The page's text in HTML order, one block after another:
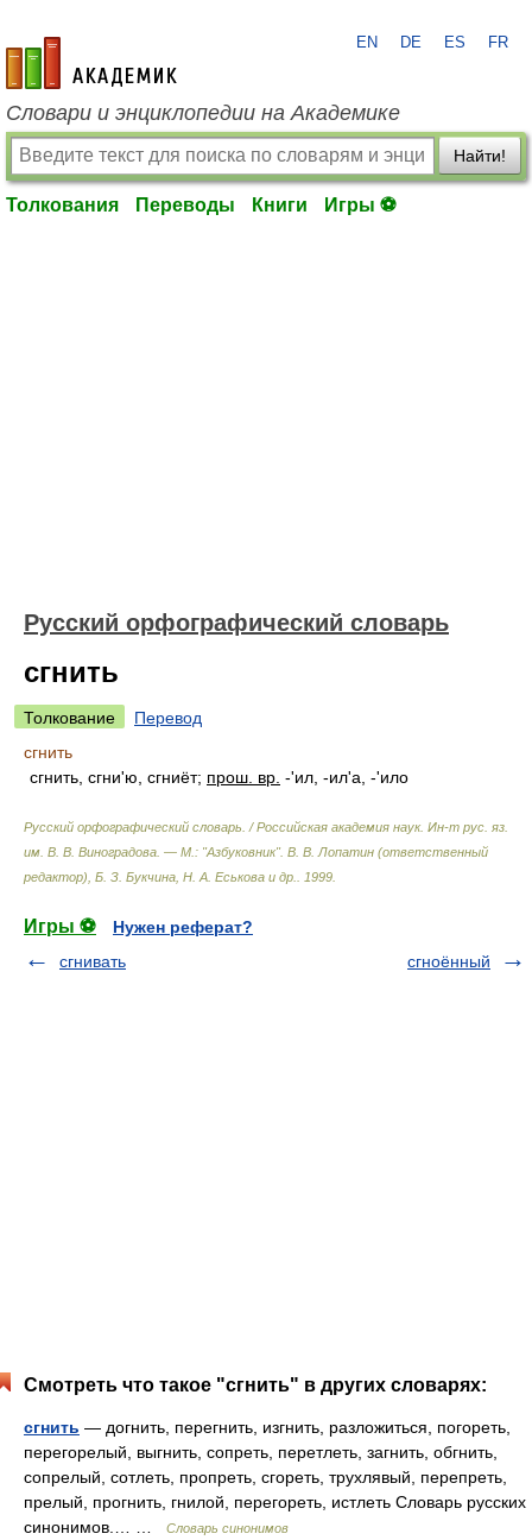
academic.ru
EN DE ES FR
Словари и энциклопедии на Академике
Найти!
Толкования Переводы Книги Игры ⚽
Русский орфографический словарь
сгнить
Толкование
Перевод
сгнить
сгнить, сгни'ю, сгниёт; прош. вр. -'ил, -ил'а, -'ило
Русский орфографический словарь. / Российская академия наук. Ин-т рус. яз.
им. В. В. Виноградова. — М.: "Азбуковник". В. В. Лопатин (ответственный
редактор), Б. З. Букчина, Н. А. Еськова и др.
1999
Игры ⚽
Нужен реферат?
сгнивать
сгноённый
Смотреть что такое "сгнить" в других словарях:
сгнить — догнить, перегнить, изгнить, разложиться, погореть,
перегорелый, выгнить, сопреть, перетлеть, загнить, обгнить,
сопрелый, сотлеть, пропреть, сгореть, трухлявый, перепреть,
прелый, прогнить, гнилой, перегореть, истлеть Словарь русских
синонимов.… …
Словарь синонимов